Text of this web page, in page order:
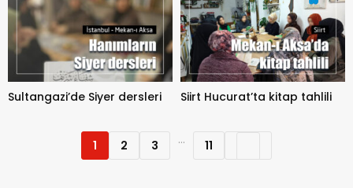
Sultangazi’de Siyer dersleri Siirt Hucurat’ta kitap tahlili
1 2 3 ... 11